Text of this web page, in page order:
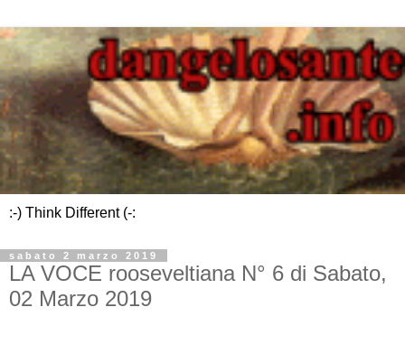
:-) Think Different (-:
sabato 2 marzo 2019
LA VOCE rooseveltiana N° 6 di Sabato,
02 Marzo 2019